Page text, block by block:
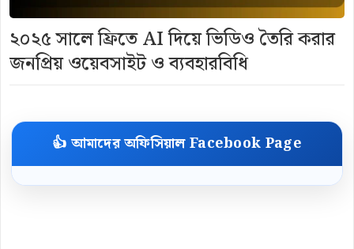
২০২৫ সালে ফ্রিতে AI দিয়ে ভিডিও তৈরি করার
জনপ্রিয় ওয়েবসাইট ও ব্যবহারবিধি
👍 আমাদের অফিসিয়াল Facebook Page